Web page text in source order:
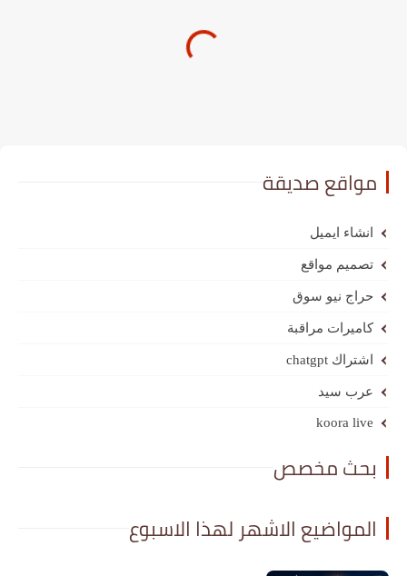
مواقع صديقة
انشاء ايميل
تصميم مواقع
حراج نيو سوق
كاميرات مراقبة
اشتراك chatgpt
عرب سيد
koora live
بحث مخصص
المواضيع الاشهر لهذا الاسبوع